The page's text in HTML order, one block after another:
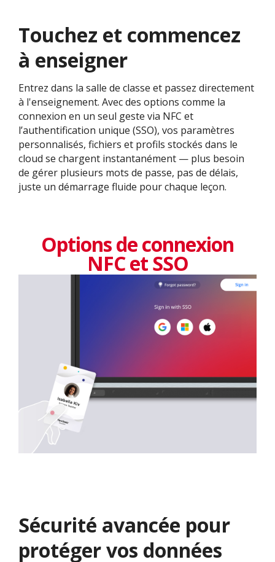
Touchez et commencez
à enseigner
Entrez dans la salle de classe et passez directement
à l'enseignement. Avec des options comme la
connexion en un seul geste via NFC et
l’authentification unique (SSO), vos paramètres
personnalisés, fichiers et profils stockés dans le
cloud se chargent instantanément — plus besoin
de gérer plusieurs mots de passe, pas de délais,
juste un démarrage fluide pour chaque leçon.
Options de connexion
NFC et SSO
Sécurité avancée pour
protéger vos données